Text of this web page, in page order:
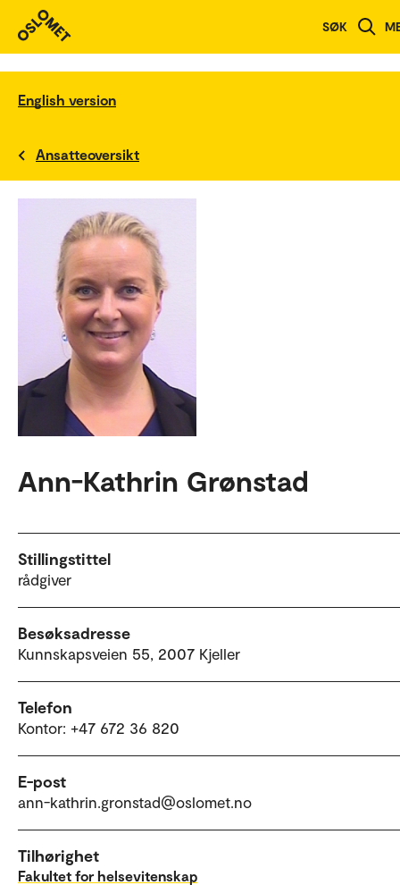
SØK
English version
Ansatteoversikt
Ann-Kathrin Grønstad
Stillingstittel
rådgiver
Besøksadresse
Kunnskapsveien 55, 2007 Kjeller
Telefon
Kontor: +47 672 36 820
E-post
ann-kathrin.gronstad@oslomet.no
Tilhørighet
Fakultet for helsevitenskap